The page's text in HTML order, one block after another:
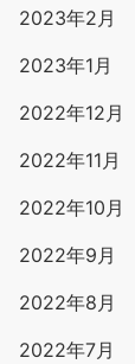
2023年2月
2023年1月
2022年12月
2022年11月
2022年10月
2022年9月
2022年8月
2022年7月